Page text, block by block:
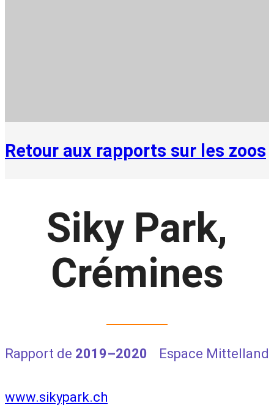
Retour aux rapports sur les zoos
Siky Park,
Crémines
Rapport de 2019–2020 Espace Mittelland
www.sikypark.ch